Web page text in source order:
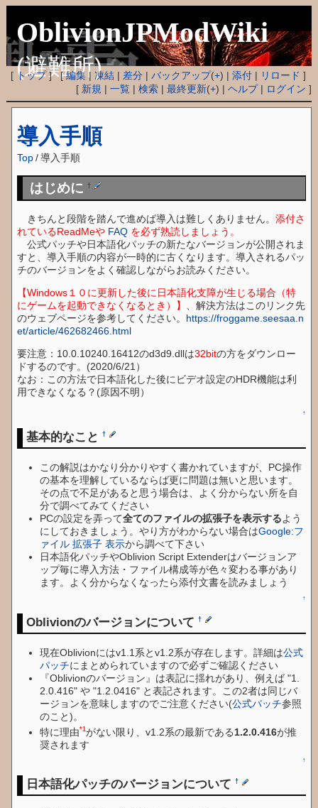
OblivionJPModWiki
(避難所)
[ トップ] [編集|凍結 | 差分 |バックアップ(+) |添付 | リロード ]
[ 新規 |一覧 |検索 |最終更新(+) |ヘルプ| ログイン ]
導入手順
Top /導入手順
はじめに†
きちんと段階を踏んで進めば導入は難しくありません。添付さ
れているReadMeや FAQ を必ず熟読しましょう。
公式パッチや日本語化パッチの新たなバージョンが公開されま
すと、導入手順の内容が一時的に古くなります。導入されるパッ
チのバージョンをよく確認しながらお読みください。
【Windows１０に更新した後に日本語化支障が生じる場合（特
にゲームを起動できなくなるとき）】
、解決方法はこのリンク先
のウェブページを参考してください。 https://froggame.seesaa.n
et/article/462682466.html
要注意：10.0.10240.16412のd3d9.dllは32bitの方をダウンロー
ドするのです。(2020/6/21）
なお：この方法で日本語化した後にビデオ設定のHDR機能は利
用できなくなる？(原因不明）
↑
基本的なこと†
この解説はかなり分かりやすく書かれていますが、PC操作
の基本を理解しているならば更に問題は無いと思います。
その点で不足があると思う場合は、よく分からない所を自
分で調べてみてください
PCの設定を弄って全てのファイルの拡張子を表示するよう
にしておきましょう。やり方がわからない場合はGoogle:フ
ァイル 拡張子 表示から調べて下さい
日本語化パッチやOblivion Script Extenderはバージョンア
ップ毎に導入方法・ファイル構成等が色々変わる事があり
ます。よく分からなくなったら添付文書を読みましょう
↑
Oblivionのバージョンについて†
現在Oblivionにはv1.1系とv1.2系が存在します。詳細は公式
パッチにまとめられていますので必ずご確認ください
『Oblivionのバージョン』は表記に揺れがあり、例えば "1.
2.0.416" や "1.2.0416" と表記されます。この2者は同じバ
ージョンを意味しますのでご注意ください(公式パッチ参照
のこと)。
特に理由*1がない限り、v1.2系の最新である1.2.0.416が推
奨されます
↑
日本語化パッチのバージョンについて†